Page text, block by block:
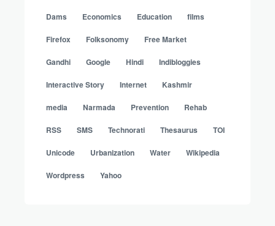
Dams Economics Education films
Firefox Folksonomy Free Market
Gandhi Google Hindi Indibloggies
Interactive Story Internet Kashmir
media Narmada Prevention Rehab
RSS SMS Technorati Thesaurus TOI
Unicode Urbanization Water Wikipedia
Wordpress Yahoo